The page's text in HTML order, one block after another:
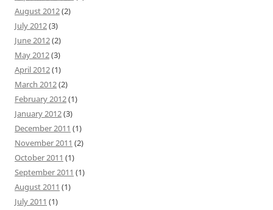
August 2012(2)
July 2012(3)
June 2012(2)
May 2012(3)
April 2012(1)
March 2012(2)
February 2012(1)
January 2012(3)
December 2011 (1)
November 2011 (2)
October 2011 (1)
September 2011 (1)
August 2011 (1)
July 2011 (1)